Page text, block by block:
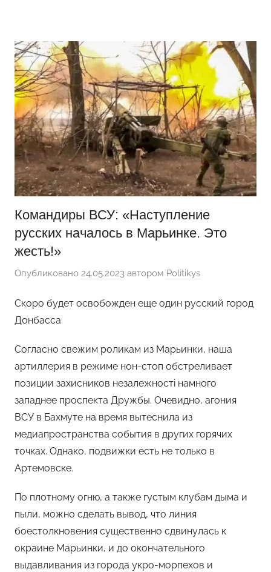
содержимому
сайт
на
WordPress
Командиры ВСУ: «Наступление
русских началось в Марьинке. Это
жесть!»
Опубликовано 24.05.2023 автором Politikys
Скоро будет освобожден еще один русский город
Донбасса
Согласно свежим роликам из Марьинки, наша
артиллерия в режиме нон-стоп обстреливает
позиции захисников незалежностi намного
западнее проспекта Дружбы. Очевидно, агония
ВСУ в Бахмуте на время вытеснила из
медиапространства события в других горячих
точках. Однако, подвижки есть не только в
Артемовске.
По плотному огню, а также густым клубам дыма и
пыли, можно сделать вывод, что линия
боестолкновения существенно сдвинулась к
окраине Марьинки, и до окончательного
выдавливания из города укро-морпехов и